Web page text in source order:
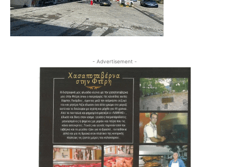
- Advertisement -